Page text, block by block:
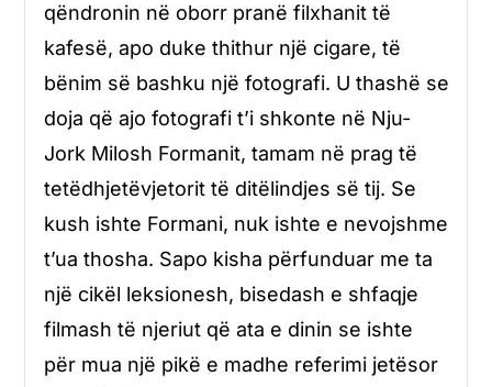
qëndronin në oborr pranë filxhanit të
kafesë, apo duke thithur një cigare, të
bënim së bashku një fotografi. U thashë se
doja që ajo fotografi t’i shkonte në Nju-
Jork Milosh Formanit, tamam në prag të
tetëdhjetëvjetorit të ditëlindjes së tij. Se
kush ishte Formani, nuk ishte e nevojshme
t’ua thosha. Sapo kisha përfunduar me ta
një cikël leksionesh, bisedash e shfaqje
filmash të njeriut që ata e dinin se ishte
për mua një pikë e madhe referimi jetësor